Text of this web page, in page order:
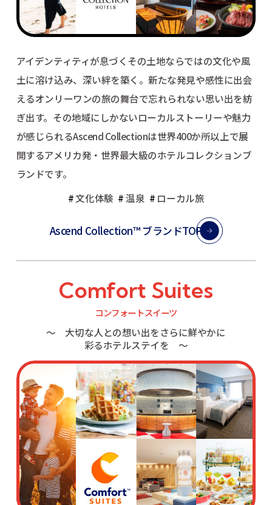
アイデンティティが息づくその土地ならではの文化や風
土に溶け込み、深い絆を築く。新たな発見や感性に出会
えるオンリーワンの旅の舞台で忘れられない思い出を紡
ぎ出す。 その地域にしかないローカルストーリーや魅力
が感じられるAscend Collectionは世界400か所以上で展
開するアメリカ発・世界最大級のホテルコレクションブ
ランドです。
文化体験
温泉 ローカル旅
Ascend Collection™ ブランドTOP
Comfort Suites
コンフォートスイーツ
〜 大切な人との想い出をさらに鮮やかに
彩るホテルステイを 〜